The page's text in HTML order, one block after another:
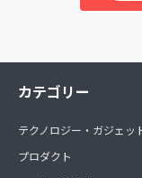
カテゴリー
テクノロジー・ガジェッ
プロダクト